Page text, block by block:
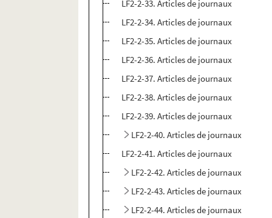
LF2-2-33. Articles de journaux
LF2-2-34. Articles de journaux
LF2-2-35. Articles de journaux
LF2-2-36. Articles de journaux
LF2-2-37. Articles de journaux
LF2-2-38. Articles de journaux
LF2-2-39. Articles de journaux
LF2-2-40. Articles de journaux
LF2-2-41. Articles de journaux
LF2-2-42. Articles de journaux
LF2-2-43. Articles de journaux
LF2-2-44. Articles de journaux